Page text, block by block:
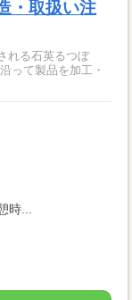
・取扱い注
れる石英るつぼ
って製品を加工・
時...